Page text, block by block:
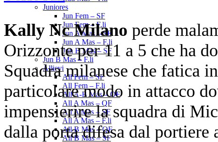
Juniores
Jun Fem – SF
Jun Fem – F.li
Jun A Mas – SF
Jun A Mas – F.li
Jun B Mas – SF
Jun B Mas – F.li
Allievi
All Fem – SF
All Fem – F.li
All A-B Mas – OF
All A Mas – QF
All A Mas – SF
All A Mas – F.li
All B Mas – QF
All B Mas – SF
Kally Nc Milano perde
Orizzonte per 11 a 5 che ha
Squadra milanese che fatica
particolare modo in attacco
impensierire la squadra di
dalla porta difesa dal portiere